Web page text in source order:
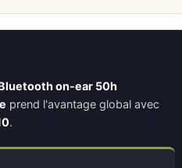
on-ear 50h
prend l'avantage global avec
.